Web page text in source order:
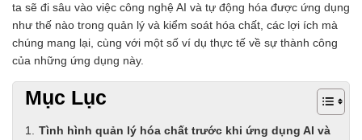
ta sẽ đi sâu vào việc công nghệ AI và tự động hóa được ứng dụng
như thế nào trong quản lý và kiểm soát hóa chất, các lợi ích mà
chúng mang lại, cùng với một số ví dụ thực tế về sự thành công
của những ứng dụng này.
Mục Lục
Tình hình quản lý hóa chất trước khi ứng dụng AI và